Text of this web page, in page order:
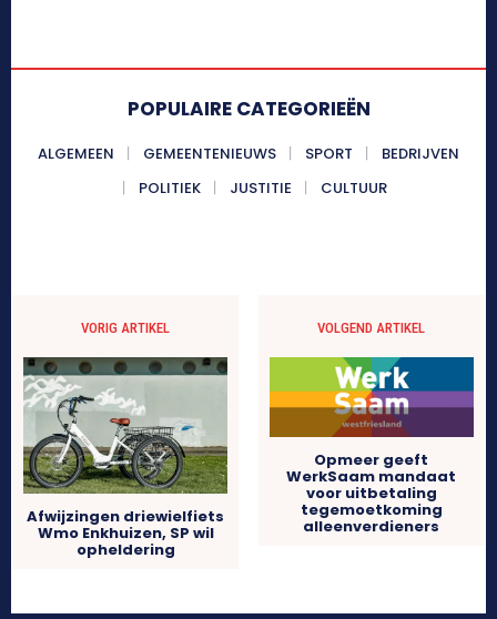
POPULAIRE CATEGORIEËN
ALGEMEEN GEMEENTENIEUWS SPORT
BEDRIJVEN
POLITIEK
JUSTITIE CULTUUR
VORIG ARTIKEL
Afwijzingen driewielfiets
Wmo Enkhuizen, SP wil
opheldering
VOLGEND ARTIKEL
Opmeer geeft
WerkSaam mandaat
voor uitbetaling
tegemoetkoming
alleenverdieners